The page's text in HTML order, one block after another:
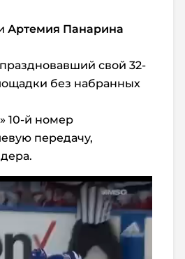
Артемия Панарина
свой 32-
без набранных
10-й номер
передачу,